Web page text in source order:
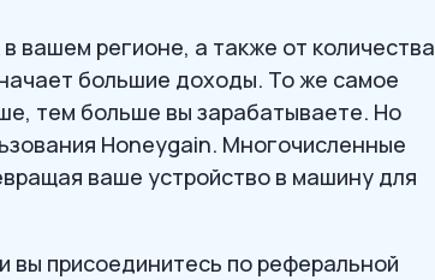
вашем регионе, а также от количества
большие доходы. То же самое
тем больше вы зарабатываете. Но
Honeygain. Многочисленные
ваше устройство в машину для
вы присоединитесь по реферальной